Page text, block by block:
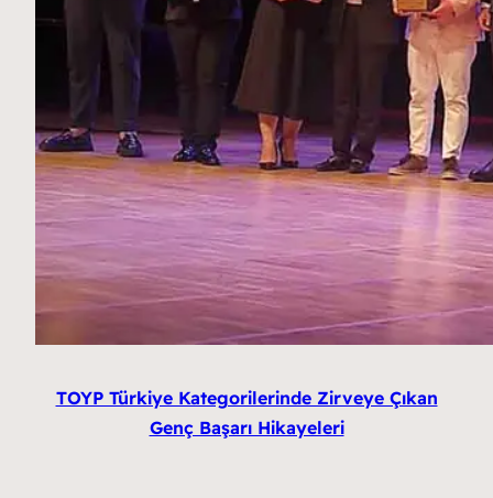
TOYP Türkiye Kategorilerinde Zirveye Çıkan
Genç Başarı Hikayeleri